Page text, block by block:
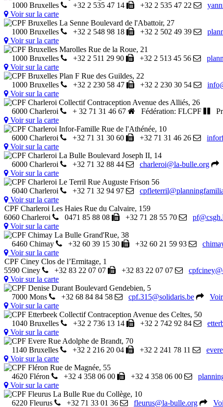
1000 Bruxelles
+32 2 535 47 14 +32 2 535 47 22
Voir sur la carte
CPF Bruxelles La Senne Boulevard de l'Abattoir, 27
1000 Bruxelles
+32 2 548 98 18 +32 2 502 49 39
Voir sur la carte
CPF Bruxelles Marolles Rue de la Roue, 21
1000 Bruxelles
+32 2 511 29 90 +32 2 513 45 56
Voir sur la carte
CPF Bruxelles Plan F Rue des Guildes, 22
1000 Bruxelles
+32 2 230 58 47 +32 2 230 30 54
Voir sur la carte
CPF Charleroi Collectif Contraception Avenue des Alliés, 26
6000 Charleroi
+ 32 71 31 46 67 Fédération: FLCPF
Voir sur la carte
CPF Charleroi Infor-Famille Rue de l'Athénée, 10
6000 Charleroi
+32 71 31 30 60 +32 71 31 46 26
Voir sur la carte
CPF Charleroi La Bulle Boulevard Joseph II, 14
6000 Charleroi
+32 71 32 88 44 charleroi@la-bulle.org
Voir sur la carte
CPF Charleroi Le Terril Rue Auguste Frison 56
6040 Charleroi
+32 71 32 94 97
Voir sur la carte
CPF Charleroi Les Haies Rue du Calvaire, 159
6060 Charleroi
0471 85 88 08 +32 71 28 55 70
Voir sur la carte
CPF Chimay La Bulle Grand'Rue, 38
6460 Chimay
+32 60 39 15 30 +32 60 21 59 93
Voir sur la carte
CPF Ciney Clos de l’Ermitage, 1
5590 Ciney
+32 83 22 07 07 +32 83 22 07 07
Voir sur la carte
CPF Denise Durant Boulevard Gendebien, 5
7000 Mons
+32 68 84 84 58 cpf.315@solidaris.be
Voir sur la carte
CPF Etterbeek Collectif Contraception Avenue des Celtes, 50
1040 Bruxelles
+32 2 736 13 14 +32 2 742 92 84
Voir sur la carte
CPF Evere Rue Adolphe de Brandt, 70
1140 Bruxelles
+32 2 216 20 04 +32 2 241 78 11
Voir sur la carte
CPF Fléron Rue de Magnée, 55
4620 Fléron
+32 4 358 06 00 +32 4 358 06 00
Voir sur la carte
CPF Fleurus La Bulle Rue du Collège, 10
6220 Fleurus
+32 71 33 01 36 fleurus@la-bulle.org